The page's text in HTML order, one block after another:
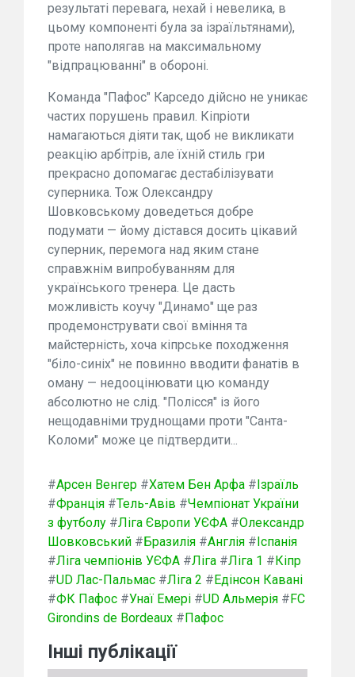
результаті перевага, нехай і невелика, в
цьому компоненті була за ізраїльтянами),
проте наполягав на максимальному
"відпрацюванні" в обороні.
Команда "Пафос" Карседо дійсно не уникає
частих порушень правил. Кіпріоти
намагаються діяти так, щоб не викликати
реакцію арбітрів, але їхній стиль гри
прекрасно допомагає дестабілізувати
суперника. Тож Олександру
Шовковському доведеться добре
подумати — йому дістався досить цікавий
суперник, перемога над яким стане
справжнім випробуванням для
українського тренера. Це дасть
можливість коучу "Динамо" ще раз
продемонструвати свої вміння та
майстерність, хоча кіпрське походження
"біло-синіх" не повинно вводити фанатів в
оману — недооцінювати цю команду
абсолютно не слід. "Полісся" із його
нещодавніми труднощами проти "Санта-
Коломи" може це підтвердити...
#Арсен Венгер #Хатем Бен Арфа #Ізраїль
#Франція #Тель-Авів #Чемпіонат України
з футболу #Ліга Європи УЄФА #Олександр
Шовковський #Бразилія #Англія #Іспанія
#Ліга чемпіонів УЄФА #Ліга #Ліга 1 #Кіпр
#UD Лас-Пальмас #Ліга 2 #Едінсон Кавані
#ФК Пафос #Унаї Емері #UD Альмерія #FC
Girondins de Bordeaux #Пафос
Інші публікації